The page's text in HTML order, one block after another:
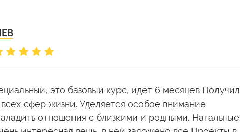
это базовый курс, идет 6 месяцев Получил
сфер жизни. Уделяется особое внимание
отношения с близкими и родными. Натальные